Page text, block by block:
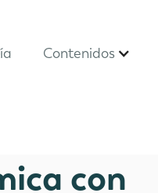
Contenidos
con